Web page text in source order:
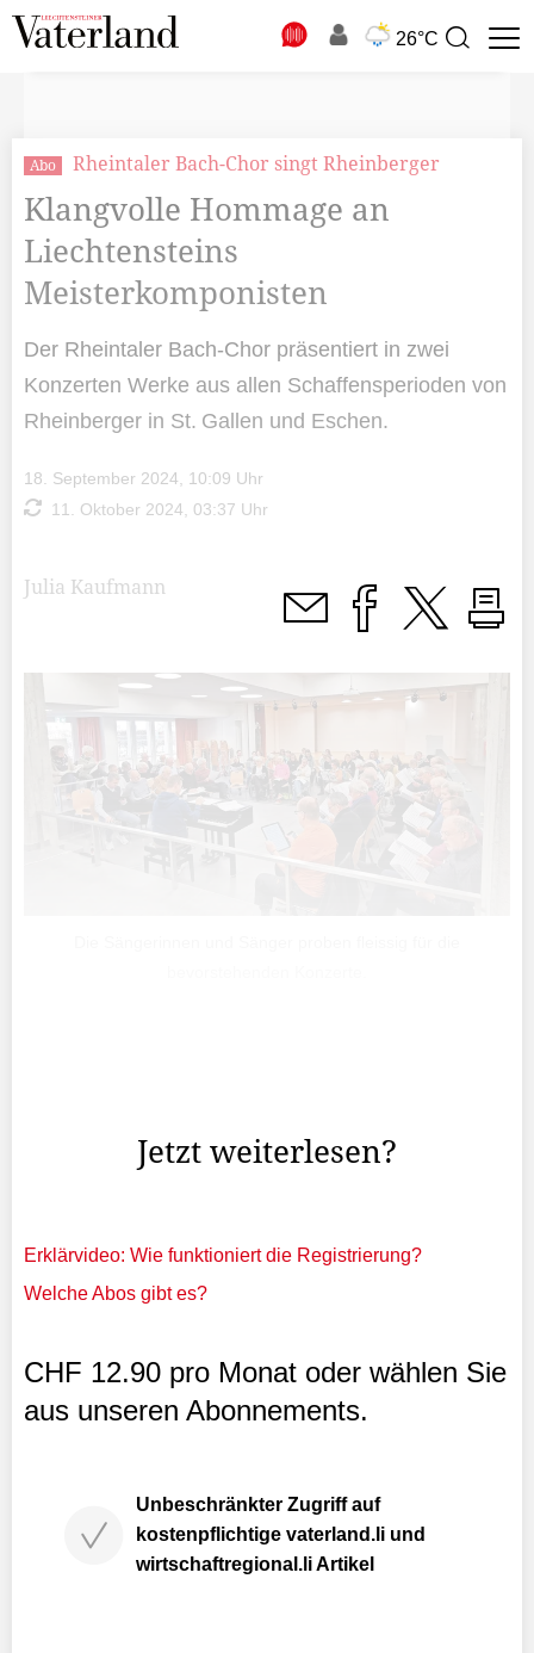
26°C
Suchbegriff
Abo Rheintaler Bach-Chor singt Rheinberger
Klangvolle Hommage an
Liechtensteins
Meisterkomponisten
Der Rheintaler Bach-Chor präsentiert in zwei
Konzerten Werke aus allen Schaffensperioden von
Rheinberger in St. Gallen und Eschen.
18. September 2024, 10:09 Uhr
11. Oktober 2024, 03:37 Uhr
Julia Kaufmann
Jetzt weiterlesen?
Erklärvideo: Wie funktioniert die Registrierung?
Welche Abos gibt es?
CHF 12.90 pro Monat oder wählen Sie
aus unseren Abonnements.
Unbeschränkter Zugriff auf
kostenpflichtige vaterland.li und
wirtschaftregional.li Artikel